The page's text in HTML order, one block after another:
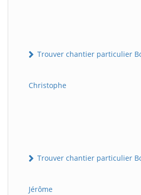
Trouver chantier particulier
Christophe
Trouver chantier particulier
Jérôme